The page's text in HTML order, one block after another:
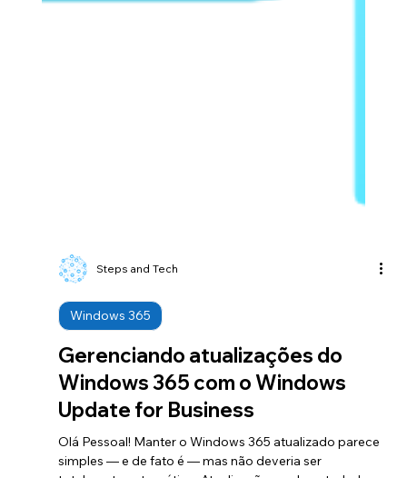
Steps and Tech
Windows 365
Gerenciando atualizações do
Windows 365 com o Windows